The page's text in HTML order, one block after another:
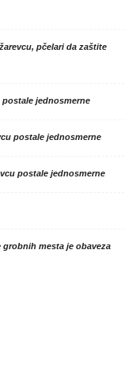
pčelari da zaštite
postale jednosmerne
postale jednosmerne
postale jednosmerne
mesta je obaveza